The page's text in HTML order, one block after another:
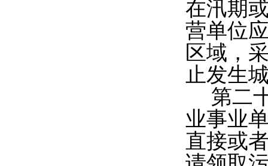
在汛期
营单位
区域，
止发生
第二
业事业
直接或